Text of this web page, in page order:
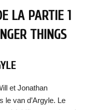
LA PARTIE 1
THINGS
et Jonathan
le van d’Argyle. Le